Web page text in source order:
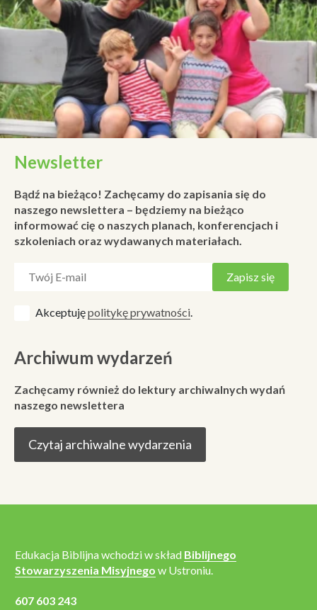
Newsletter
Bądź na bieżąco! Zachęcamy do zapisania się do
naszego newslettera – będziemy na bieżąco
informować cię o naszych planach, konferencjach i
szkoleniach oraz wydawanych materiałach.
Akceptujępolitykę prywatności.
Archiwum wydarzeń
Zachęcamy również do lektury archiwalnych wydań
naszego newslettera
Czytaj archiwalne wydarzenia
Edukacja Biblijna wchodzi w skład Biblijnego
Stowarzyszenia Misyjnego w Ustroniu.
607 603 243